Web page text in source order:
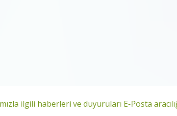
ilgili haberleri ve duyuruları E-Posta